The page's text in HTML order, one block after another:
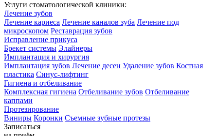
Услуги стоматологической клиники:
Лечение зубов
Лечение кариеса Лечение каналов зуба Лечение под
микроскопом Реставрация зубов
Исправление прикуса
Брекет системы Элайнеры
Имплантация и хирургия
Имплантация зубов Лечение десен Удаление зубов Костная
пластика Синус-лифтинг
Гигиена и отбеливание
Комплексная гигиена Отбеливание зубов Отбеливание
каппами
Протезирование
Виниры Коронки Съемные зубные протезы
Записаться